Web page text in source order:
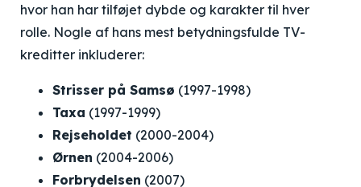
hvor han har tilføjet dybde og karakter til hver
rolle. Nogle af hans mest betydningsfulde TV-
kreditter inkluderer:
Strisser på Samsø (1997-1998)
Taxa (1997-1999)
Rejseholdet (2000-2004)
Ørnen (2004-2006)
Forbrydelsen (2007)